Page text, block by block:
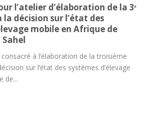
l’atelier d’élaboration de la 3ᵉ
la décision sur l’état des
mobile en Afrique de
Sahel
consacré à l’élaboration de la troisième
sur l’état des systèmes d’élevage
de...